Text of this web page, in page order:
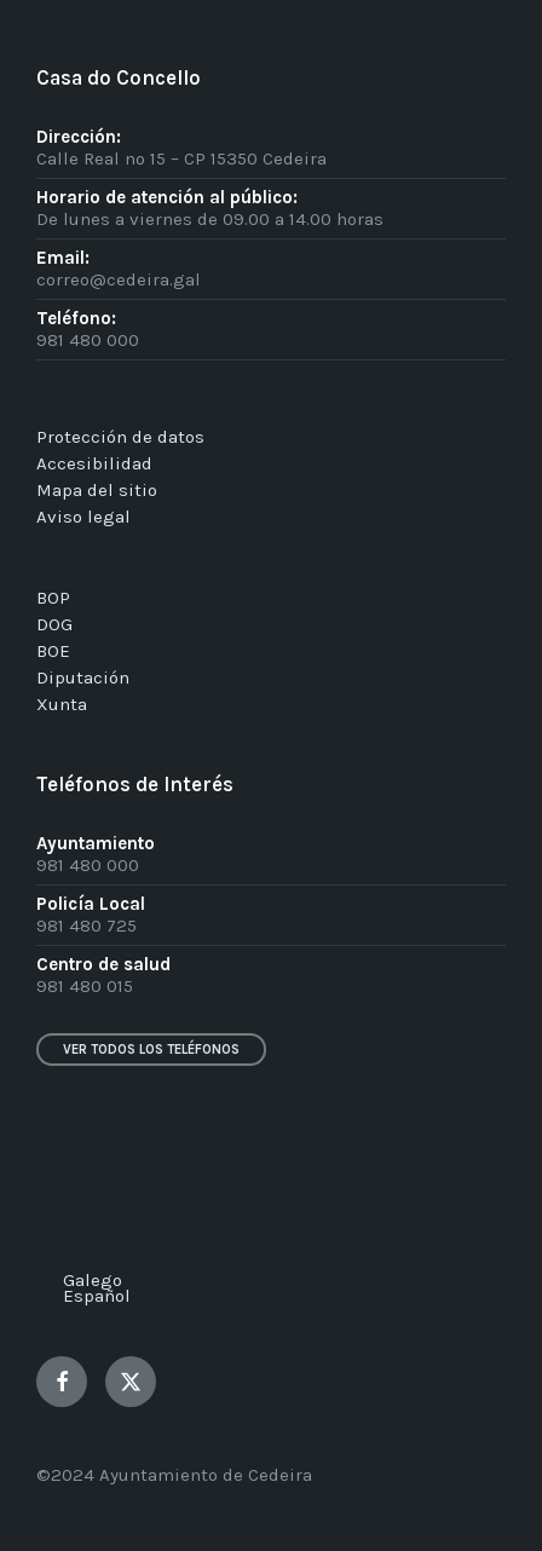
Casa do Concello
Dirección:
Calle Real nº 15 – CP 15350 Cedeira
Horario de atención al público:
De lunes a viernes de 09.00 a 14.00 horas
Email:
correo@cedeira.gal
Teléfono:
981 480 000
Protección de datos
Accesibilidad
Mapa del sitio
Aviso legal
BOP
DOG
BOE
Diputación
Xunta
Teléfonos de Interés
Ayuntamiento
981 480 000
Policía Local
981 480 725
Centro de salud
981 480 015
VER TODOS LOS TELÉFONOS
Galego
Español
Facebook Twitter
©2024 Ayuntamiento de Cedeira